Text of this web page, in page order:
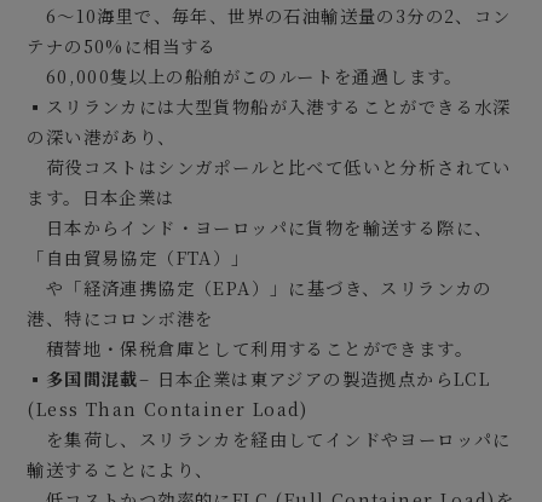
6～10海里で、毎年、世界の石油輸送量の3分の2、コン
テナの50%に相当する
60,000隻以上の船舶がこのルートを通過します。
▪スリランカには大型貨物船が入港することができる水深
の深い港があり、
荷役コストはシンガポールと比べて低いと分析されてい
ます。日本企業は
日本からインド・ヨーロッパに貨物を輸送する際に、
「自由貿易協定（FTA）」
や「経済連携協定（EPA）」に基づき、スリランカの
港、特にコロンボ港を
積替地・保税倉庫として利用することができます。
▪多国間混載– 日本企業は東アジアの製造拠点からLCL
(Less Than Container Load)
を集荷し、スリランカを経由してインドやヨーロッパに
輸送することにより、